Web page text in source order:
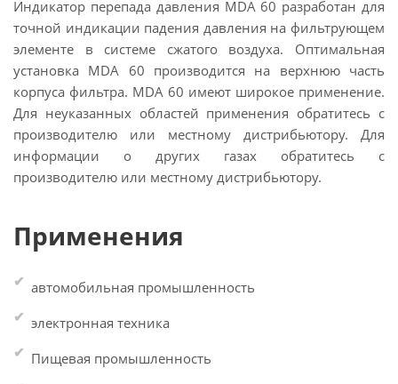
Индикатор перепада давления MDA 60 разработан для
точной индикации падения давления на фильтрующем
элементе в системе сжатого воздуха. Оптимальная
установка MDA 60 производится на верхнюю часть
корпуса фильтра. MDA 60 имеют широкое применение.
Для неуказанных областей применения обратитесь с
производителю или местному дистрибьютору. Для
информации о других газах обратитесь с
производителю или местному дистрибьютору.
Применения
автомобильная промышленность
электронная техника
Пищевая промышленность